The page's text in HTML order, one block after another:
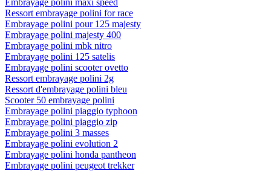
Ressort embrayage polini for race
Embrayage polini pour 125 majesty
Embrayage polini majesty 400
Embrayage polini mbk nitro
Embrayage polini 125 satelis
Embrayage polini scooter ovetto
Ressort embrayage polini 2g
Ressort d'embrayage polini bleu
Scooter 50 embrayage polini
Embrayage polini piaggio typhoon
Embrayage polini piaggio zip
Embrayage polini 3 masses
Embrayage polini evolution 2
Embrayage polini honda pantheon
Embrayage polini peugeot trekker